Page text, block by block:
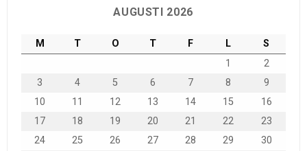
AUGUSTI 2026
M T O T F L
S
1
2
3
4 5 6 7 8
9
10
11 12 13 14 15
16
17
18 19 20 21 22
23
24
25 26 27 28 29
30